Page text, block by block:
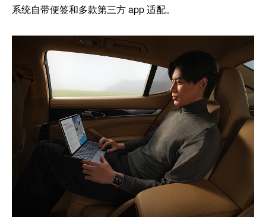
系统自带便签和多款第三方 app 适配。